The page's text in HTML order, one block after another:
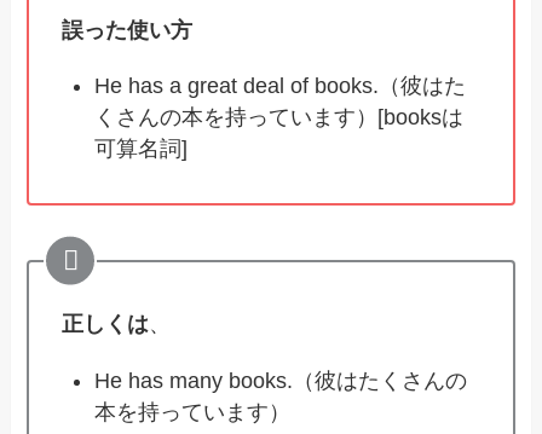
誤った使い方
He has a great deal of books.（彼はた
くさんの本を持っています）[booksは
可算名詞]
正しくは、
He has many books.（彼はたくさんの
本を持っています）